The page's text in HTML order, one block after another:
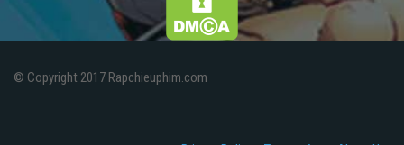
© Copyright 2017 Rapchieuphim.com